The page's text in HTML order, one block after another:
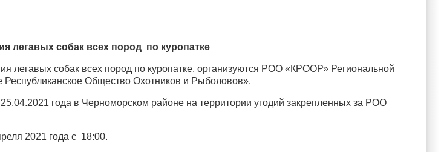
легавых собак всех пород по куропатке
легавых собак всех пород по куропатке, организуются РОО «КРООР» Региональной
Общество Охотников и Рыболовов».
года в Черноморском районе на территории угодий закрепленных за РОО
2021 года с 18:00.